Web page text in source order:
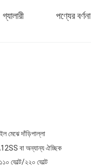
গ্যালারী পণ্যের বর্ণনা
মেঝে দাঁড়িপাল্লা
বা অন্যান্য ঐচ্ছিক
১১০ ভোল্ট/২২০ ভোল্ট